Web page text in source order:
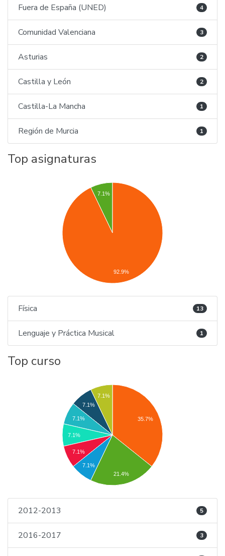
Fuera de España (UNED) 4
Comunidad Valenciana 3
Asturias 2
Castilla y León 2
Castilla-La Mancha 1
Región de Murcia 1
Top asignaturas
7.1%
92.9%
Física 13
Lenguaje y Práctica Musical 1
Top curso
35.7%
7.1%
7.1%
7.1%
7.1%
7.1%
7.1%
21.4%
2012-2013 5
2016-2017 3